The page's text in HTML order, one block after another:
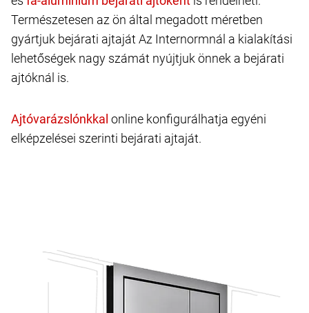
Természetesen az ön által megadott méretben
gyártjuk bejárati ajtaját Az Internormnál a kialakítási
lehetőségek nagy számát nyújtjuk önnek a bejárati
ajtóknál is.
online konfigurálhatja egyéni
elképzelései szerinti bejárati ajtaját.